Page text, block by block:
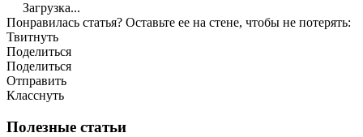
Загрузка...
Понравилась статья? Оставьте ее на стене, чтобы не потерять:
Твитнуть
Поделиться
Поделиться
Отправить
Класснуть
Полезные статьи